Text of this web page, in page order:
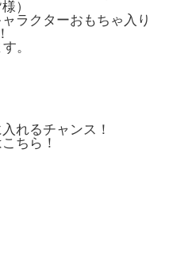
）
ラクターおもちゃ入り
。
れるチャンス！
ちら！